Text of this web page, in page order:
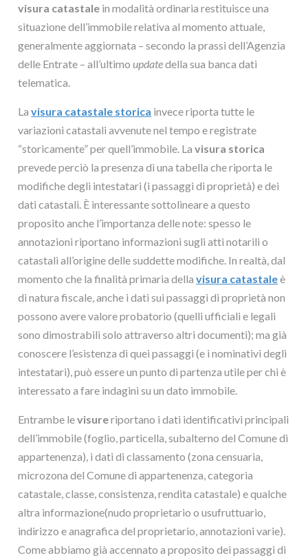
visura catastale in modalità ordinaria restituisce una
situazione dell’immobile relativa al momento attuale,
generalmente aggiornata – secondo la prassi dell’Agenzia
delle Entrate – all’ultimoupdatedella sua banca dati
telematica.
Lavisura catastale storica invece riporta tutte le
variazioni catastali avvenute nel tempo e registrate
“storicamente” per quell’immobile. Lavisura storica
prevede perciò la presenza di una tabella che riporta le
modifiche degli intestatari (i passaggi di proprietà) e dei
dati catastali. È interessante sottolineare a questo
proposito anche l’importanza delle note: spesso le
annotazioni riportano informazioni sugli atti notarili o
catastali all’origine delle suddette modifiche. In realtà, dal
momento che la finalità primaria dellavisura catastaleè
di natura fiscale, anche i dati sui passaggi di proprietà non
possono avere valore probatorio (quelli ufficiali e legali
sono dimostrabili solo attraverso altri documenti); ma già
conoscere l’esistenza di quei passaggi (e i nominativi degli
intestatari), può essere un punto di partenza utile per chi è
interessato a fare indagini su un dato immobile.
Entrambe levisureriportano i dati identificativi principali
dell’immobile (foglio, particella, subalterno del Comune di
appartenenza), i dati di classamento (zona censuaria,
microzona del Comune di appartenenza, categoria
catastale, classe, consistenza, rendita catastale) e qualche
altra informazione(nudo proprietario o usufruttuario,
indirizzo e anagrafica del proprietario, annotazioni varie).
Come abbiamo già accennato a proposito dei passaggi di